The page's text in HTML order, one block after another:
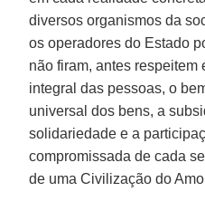
diversos organismos da
os operadores do Estado
não firam, antes
integral das pessoas, o
universal dos bens, a
solidariedade e a
compromissada de cada
de uma Civilização do